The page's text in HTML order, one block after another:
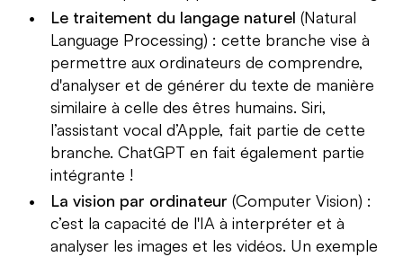
Le traitement du langage naturel (Natural
Language Processing) : cette branche vise à
permettre aux ordinateurs de comprendre,
d'analyser et de générer du texte de manière
similaire à celle des êtres humains. Siri,
l’assistant vocal d’Apple, fait partie de cette
branche. ChatGPT en fait également partie
intégrante !
La vision par ordinateur (Computer Vision) :
c’est la capacité de l'IA à interpréter et à
analyser les images et les vidéos. Un exemple